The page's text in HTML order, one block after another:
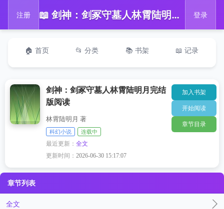
注册 📖 剑神：剑冢守墓人林霄陆明月完结版阅读 登录
🏠 首页 📂 分类 📚 书架 📖 记录
剑神：剑冢守墓人林霄陆明月完结
版阅读
林霄陆明月 著
科幻小说 连载中
最近更新：全文
更新时间：2026-06-30 15:17:07
加入书架
开始阅读
章节目录
章节列表
全文